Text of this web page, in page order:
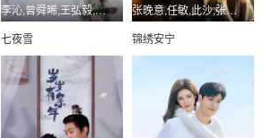
李沁,曾舜晞,王弘毅,陈昊森,曾可妮,金泽灏,邵羽柒
七夜雪
张晚意,任敏,此沙,张瑶,芦芳生,赵子琪,戴娇倩
锦绣安宁